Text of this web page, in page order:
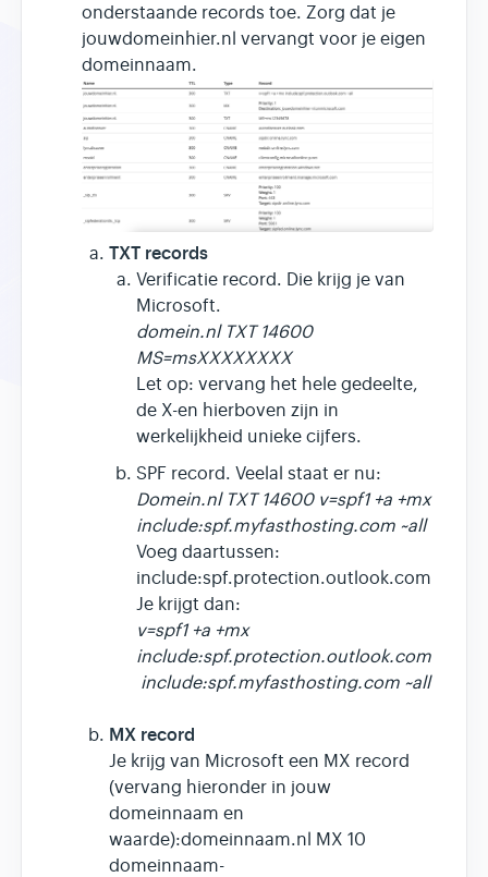
onderstaande records toe. Zorg dat je
jouwdomeinhier.nl vervangt voor je eigen
domeinnaam.
TXT records
Verificatie record. Die krijg je van
Microsoft.
domein.nl TXT 14600
MS=msXXXXXXXX
Let op: vervang het hele gedeelte,
de X-en hierboven zijn in
werkelijkheid unieke cijfers.
SPF record. Veelal staat er nu:
Domein.nl TXT 14600 v=spf1 +a +mx
include:spf.myfasthosting.com ~all
Voeg daartussen:
include:spf.protection.outlook.com
Je krijgt dan:
v=spf1 +a +mx
include:spf.protection.outlook.com
include:spf.myfasthosting.com ~all
MX record
Je krijg van Microsoft een MX record
(vervang hieronder in jouw
domeinnaam en
waarde):domeinnaam.nl MX 10
domeinnaam-